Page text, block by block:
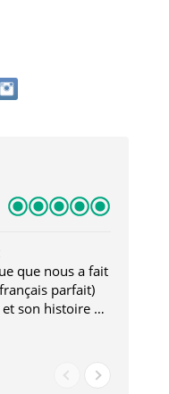
que nous a fait
parfait)
son histoire et
des lieux
de notre séjour
qu' une guide